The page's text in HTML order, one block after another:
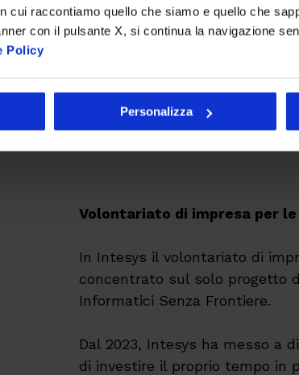
cui raccontiamo quello che siamo e quello che
con il pulsante X, si continua la navigazione
Policy
Personalizza
Intesys Società Benefit
Nel 2020 l’assemblea soci di
aziendale per trasformare
concluso nel 2022. Come
bilanci civilistici relativi agli
Volontariato di impresa per
In Intesys il volontariato di
concentrato sul solo progetto
Informatici Senza Frontiere.
Dal 2023, Intesys ha messo a
di investire il proprio tempo in